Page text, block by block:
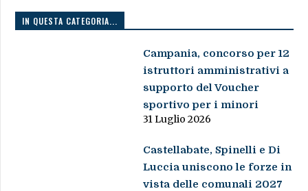
IN QUESTA CATEGORIA...
Campania, concorso per 12
istruttori amministrativi a
supporto del Voucher
sportivo per i minori
31 Luglio 2026
Castellabate, Spinelli e Di
Luccia uniscono le forze in
vista delle comunali 2027